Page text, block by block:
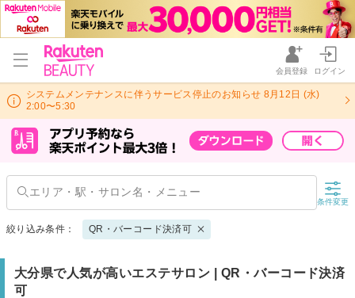
会員登録 ログイン
システムメンテナンスに伴うサービス停止のお知らせ 8月12日 (水)
2:00〜5:30
条件変更
絞り込み条件： QR・バーコード決済可
大分県で人気が高いエステサロン | QR・バーコード決済
可